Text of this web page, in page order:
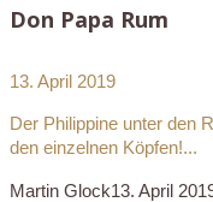
Don Papa Rum
13. April 2019
Der Philippine unter den
den einzelnen Köpfen!...
Martin Glock13. April